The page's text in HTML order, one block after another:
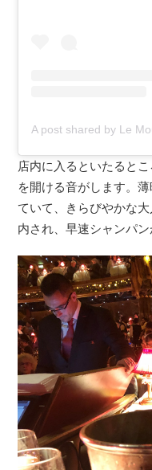
店内に入るといたると
を開ける音がします。
ていて、きらびやかな
内され、早速シャンパン